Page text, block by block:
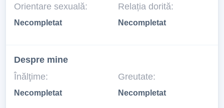
Orientare sexuală:
Necompletat
Relația dorită:
Necompletat
Despre mine
Înălţime:
Necompletat
Greutate:
Necompletat